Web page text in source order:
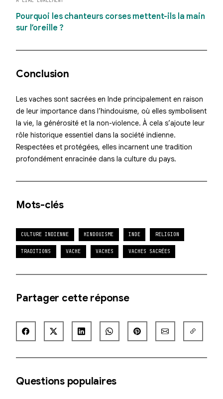
Pourquoi les chanteurs corses mettent-ils la main
sur l’oreille ?
Conclusion
Les vaches sont sacrées en Inde principalement en raison
de leur importance dans l’hindouisme, où elles symbolisent
la vie, la générosité et la non-violence. À cela s’ajoute leur
rôle historique essentiel dans la société indienne.
Respectées et protégées, elles incarnent une tradition
profondément enracinée dans la culture du pays.
Mots-clés
CULTURE INDIENNE HINDOUISME INDE RELIGION
TRADITIONS VACHE VACHES VACHES SACRÉES
Partager cette réponse
Questions populaires